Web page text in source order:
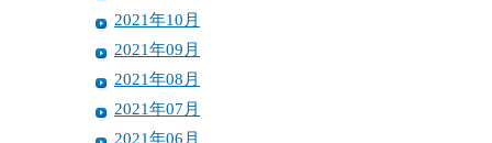
2021年10月
2021年09月
2021年08月
2021年07月
2021年06月